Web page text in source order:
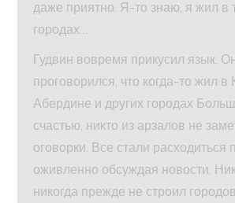
даже приятно. Я-то знаю, я жил в
городах…
Гудвин вовремя прикусил язык.
проговорился, что когда-то жил в
Абердине и других городах
счастью, никто из арзалов не
оговорки. Все стали расходиться
оживленно обсуждая новости.
никогда прежде не строил